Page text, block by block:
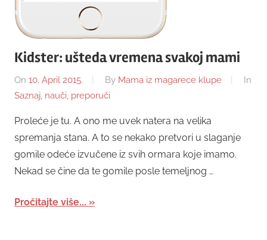
Kidster: ušteda vremena svakoj mami
On 10. April 2015. By Mama iz magarece klupe
In
Saznaj, nauči, preporuči
Proleće je tu. A ono me uvek natera na velika
spremanja stana. A to se nekako pretvori u slaganje
gomile odeće izvučene iz svih ormara koje imamo.
Nekad se čine da te gomile posle temeljnog …
Pročitajte više...